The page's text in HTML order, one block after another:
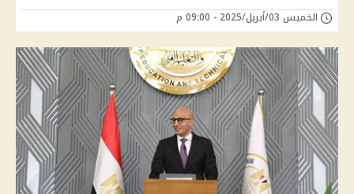
الخميس 03/أبريل/2025 - 09:00 م